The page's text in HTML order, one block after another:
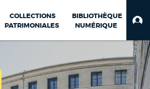
COLLECTIONS
PATRIMONIALES
BIBLIOTHÈQUE
NUMÉRIQUE